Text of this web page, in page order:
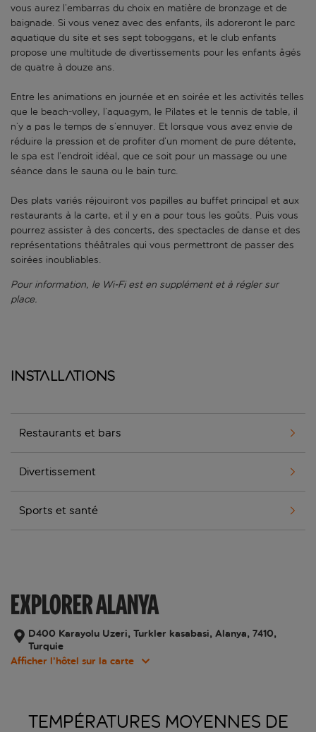
vous aurez l’embarras du choix en matière de bronzage et de
baignade. Si vous venez avec des enfants, ils adoreront le parc
aquatique du site et ses sept toboggans, et le club enfants
propose une multitude de divertissements pour les enfants âgés
de quatre à douze ans.
Entre les animations en journée et en soirée et les activités telles
que le beach-volley, l’aquagym, le Pilates et le tennis de table, il
n’y a pas le temps de s’ennuyer. Et lorsque vous avez envie de
réduire la pression et de profiter d’un moment de pure détente,
le spa est l’endroit idéal, que ce soit pour un massage ou une
séance dans le sauna ou le bain turc.
Des plats variés réjouiront vos papilles au buffet principal et aux
restaurants à la carte, et il y en a pour tous les goûts. Puis vous
pourrez assister à des concerts, des spectacles de danse et des
représentations théâtrales qui vous permettront de passer des
soirées inoubliables.
Pour information, le Wi-Fi est en supplément et à régler sur
place.
Installations
Restaurants et bars
Divertissement
Sports et santé
EXPLORER ALANYA
D400 Karayolu Uzeri, Turkler kasabasi, Alanya, 7410,
Turquie
Afficher l’hôtel sur la carte
TEMPÉRATURES MOYENNES DE